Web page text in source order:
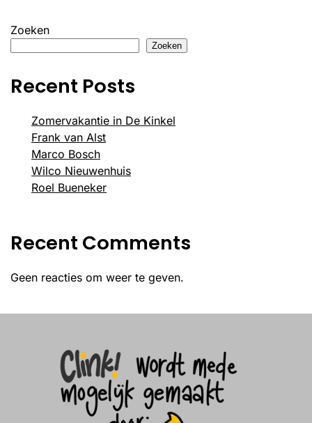
Zoeken
Zoeken
Recent Posts
Zomervakantie in De Kinkel
Frank van Alst
Marco Bosch
Wilco Nieuwenhuis
Roel Bueneker
Recent Comments
Geen reacties om weer te geven.